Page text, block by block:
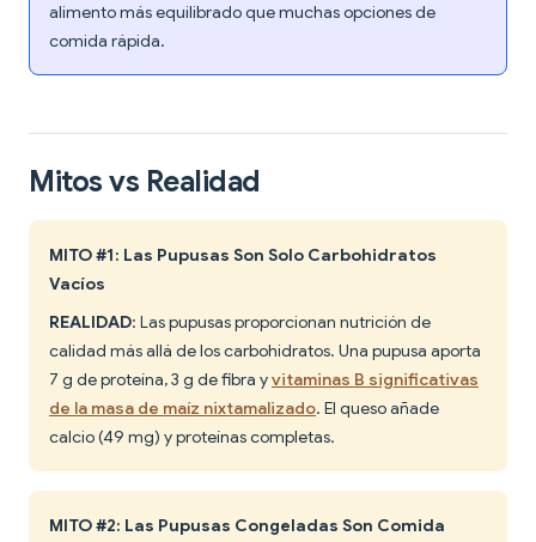
alimento más equilibrado que muchas opciones de
comida rápida.
Mitos vs Realidad
MITO #1: Las Pupusas Son Solo Carbohidratos
Vacíos
REALIDAD: Las pupusas proporcionan nutrición de
calidad más allá de los carbohidratos. Una pupusa aporta
7 g de proteína, 3 g de fibra yvitaminas B significativas
de la masa de maíz nixtamalizado. El queso añade
calcio (49 mg) y proteínas completas.
MITO #2: Las Pupusas Congeladas Son Comida